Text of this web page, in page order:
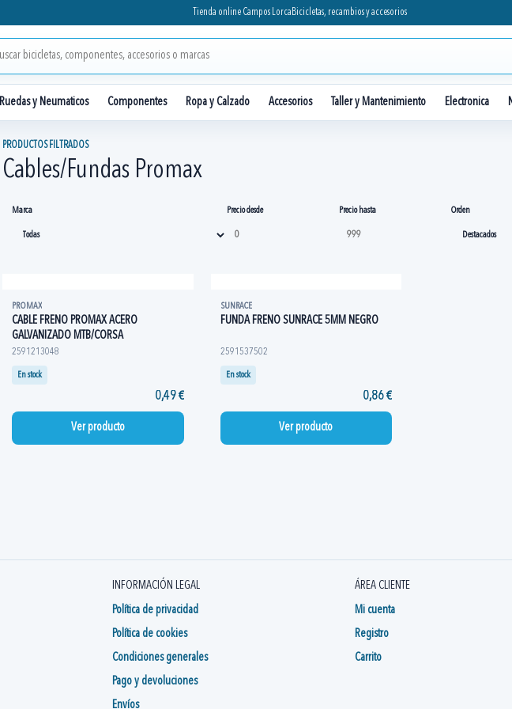
Tienda online Campos Lorca Bicicletas, recambios y accesorios
Ruedas y Neumaticos Componentes Ropa y Calzado Accesorios Taller y Mantenimiento Electronica
PRODUCTOS FILTRADOS
Cables/Fundas Promax
Marca Precio desde Precio hasta Orden
PROMAX
CABLE FRENO PROMAX ACERO
GALVANIZADO MTB/CORSA
2591213048
En stock
0,49 €
Ver producto
SUNRACE
FUNDA FRENO SUNRACE 5MM NEGRO
2591537502
En stock
0,86 €
Ver producto
INFORMACIÓN LEGAL
Política de privacidad
Política de cookies
Condiciones generales
Pago y devoluciones
Envíos
ÁREA CLIENTE
Mi cuenta
Registro
Carrito